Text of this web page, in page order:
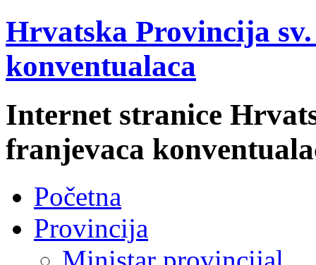
Hrvatska Provincija
konventualaca
Internet stranice
franjevaca
Početna
Provincija